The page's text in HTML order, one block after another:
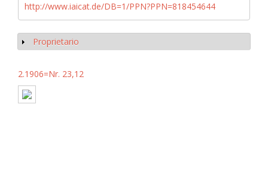
http://www.iaicat.de/DB=1/PPN?PPN=818454644
Mostrar
Proprietario
2.1906=Nr. 23,12